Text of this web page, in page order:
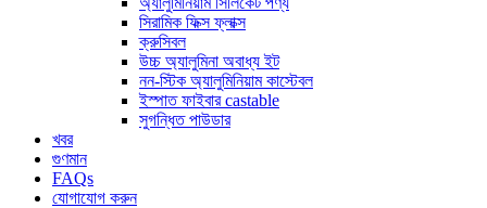
সিরামিক ফিক্স ফ্লাক্স
ক্রুসিবল
উচ্চ অ্যালুমিনা অবাধ্য ইট
নন-স্টিক অ্যালুমিনিয়াম কাস্টেবল
ইস্পাত ফাইবার castable
সুগন্ধিত পাউডার
খবর
গুণমান
FAQs
যোগাযোগ করুন